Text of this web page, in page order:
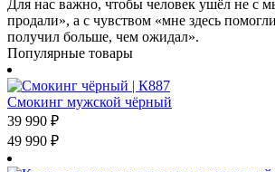
Для нас важно, чтобы человек ушёл не с
продали», а с чувством «мне здесь
получил больше, чем ожидал».
Популярные товары
Смокинг мужской чёрный
39 990 ₽
49 990 ₽